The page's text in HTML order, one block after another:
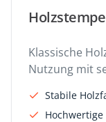
Klassische
Nutzung mit
Stabile